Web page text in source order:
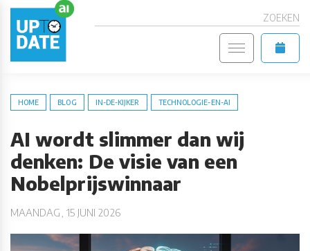
ZOEKEN
HOME BLOG IN-DE-KIJKER TECHNOLOGIE-EN-AI
AI wordt slimmer dan wij
denken: De visie van een
Nobelprijswinnaar
MAANDAG, 15 JUNI 2026